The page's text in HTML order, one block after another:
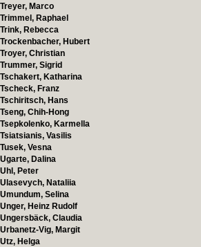
Treyer, Marco
Trimmel, Raphael
Trink, Rebecca
Trockenbacher, Hubert
Troyer, Christian
Trummer, Sigrid
Tschakert, Katharina
Tscheck, Franz
Tschiritsch, Hans
Tseng, Chih-Hong
Tsepkolenko, Karmella
Tsiatsianis, Vasilis
Tusek, Vesna
Ugarte, Dalina
Uhl, Peter
Ulasevych, Nataliia
Umundum, Selina
Unger, Heinz Rudolf
Ungersbäck, Claudia
Urbanetz-Vig, Margit
Utz, Helga